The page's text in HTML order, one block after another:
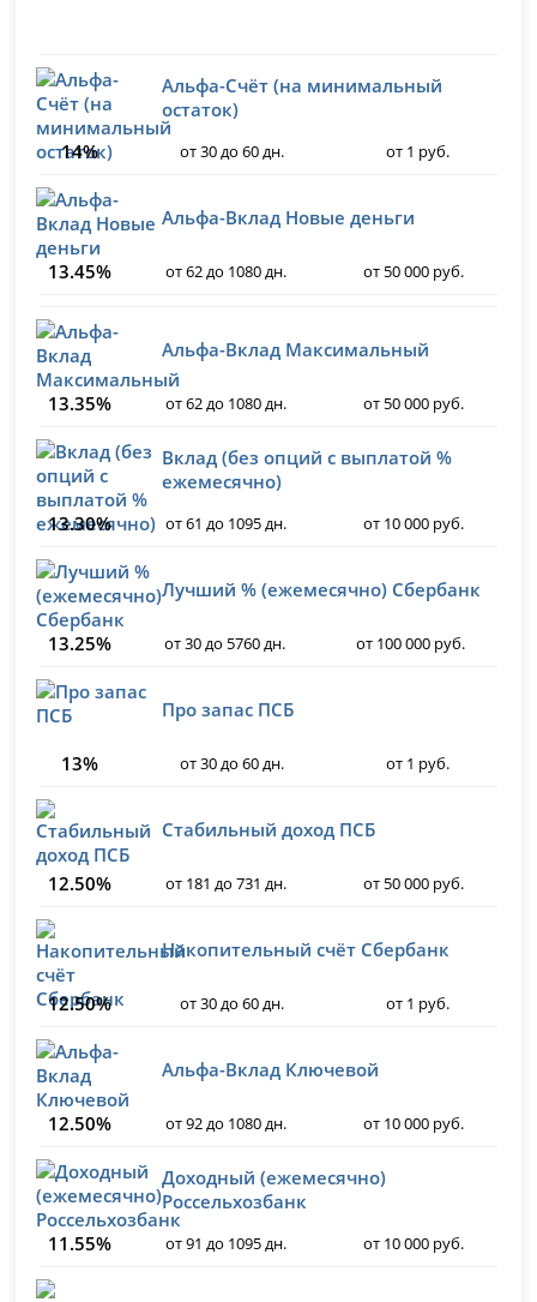
Альфа-Счёт (на минимальный
остаток)
14%
от 30 до 60 дн. от 1 руб.
Альфа-Вклад Новые деньги
13.45% от 62 до 1080 дн. от 50 000 руб.
Альфа-Вклад Максимальный
13.35% от 62 до 1080 дн. от 50 000 руб.
Вклад (без опций с выплатой %
ежемесячно)
13.30%
от 61 до 1095 дн. от 10 000 руб.
Лучший % (ежемесячно) Сбербанк
13.25% от 30 до 5760 дн. от 100 000 руб.
Про запас ПСБ
13% от 30 до 60 дн. от 1 руб.
Стабильный доход ПСБ
12.50% от 181 до 731 дн. от 50 000 руб.
Накопительный счёт Сбербанк
12.50% от 30 до 60 дн. от 1 руб.
Альфа-Вклад Ключевой
12.50% от 92 до 1080 дн. от 10 000 руб.
Доходный (ежемесячно)
Россельхозбанк
11.55%
от 91 до 1095 дн. от 10 000 руб.